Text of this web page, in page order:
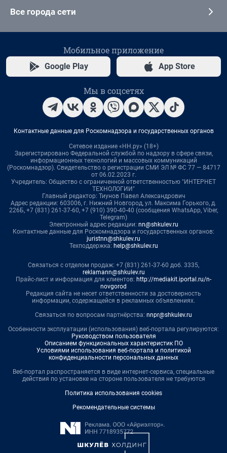
Все города сети
Мобильное приложение
Google Play App Store
Мы в соцсетях
Контактные данные для Роскомнадзора и государственных органов
Сетевое издание «НН.ру» (18+)
Зарегистрировано Федеральной службой по надзору в сфере связи,
информационных технологий и массовых коммуникаций
(Роскомнадзор). Свидетельство о регистрации СМИ ЭЛ № ФС 77 — 84717
от 06.02.2023 г.
Учредитель: Общество с ограниченной ответственностью "ИНТЕРНЕТ
ТЕХНОЛОГИИ"
Главный редактор: Тиунов Павел Александрович
Адрес редакции: 603006, г. Нижний Новгород, ул. Максима Горького, д.
226Б, +7 (831) 261-37-60, +7 (910) 390-40-40 (сообщения WhatsApp, Viber,
Telegram)
Электронный адрес редакции: nn@shkulev.ru
Контактные данные для Роскомнадзора и государственных органов:
juristnn@shkulev.ru
Техподдержка: help@shkulev.ru
Связаться с отделом продаж: +7 (831) 261-37-60 доб. 3335,
reklamann@shkulev.ru
Прайс-лист и информация для клиентов: http://mediakit.iportal.ru/n-
novgorod
Редакция сайта не несет ответственности за достоверность
информации, содержащейся в рекламных объявлениях.
Связаться по вопросам партнёрства: nnpr@shkulev.ru
Особенности эксплуатации (использования) веб-портала регулируются:
Руководством пользователя
Описанием функциональных характеристик ПО
Условиями использования веб-портала и политикой
конфиденциальности персональных данных
Веб-портал распространяется в виде интернет-сервиса, специальные
действия по установке на стороне пользователя не требуются
Политика использования cookies
Рекомендательные системы